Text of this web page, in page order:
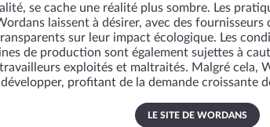
se cache une réalité plus sombre. Les
laissent à désirer, avec des
sur leur impact écologique. Les
de production sont également sujettes à
travailleurs exploités et maltraités. Malgré cela,
développer, profitant de la demande croissante
LE SITE DE WORDANS